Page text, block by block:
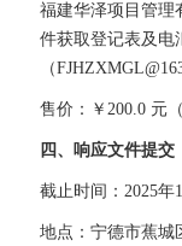
福建华泽项目管理
件获取登记表及电
（
售价：￥ 200.0 元
四、响应文件提交
截止时间： 2025年
地点： 宁德市蕉城